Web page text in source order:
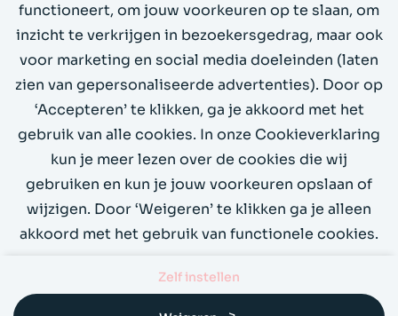
functioneert, om jouw voorkeuren op te slaan, om
inzicht te verkrijgen in bezoekersgedrag, maar ook
voor marketing en social media doeleinden (laten
zien van gepersonaliseerde advertenties). Door op
‘Accepteren’ te klikken, ga je akkoord met het
gebruik van alle cookies. In onze Cookieverklaring
kun je meer lezen over de cookies die wij
gebruiken en kun je jouw voorkeuren opslaan of
wijzigen. Door ‘Weigeren’ te klikken ga je alleen
akkoord met het gebruik van functionele cookies.
Zelf instellen
Demo
Over ons Contact Privacy Cookies